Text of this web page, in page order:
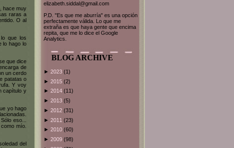
hace muy
raras a
O al
que los
lo hago lo
que dice
de
un cerdo
patatas o
Y voy
capítulo y
yo hago
eso...
mío.
del
elizabeth.siddal@gmail.com
P.D. "Es que me aburría" es una opción
perfectamente válida. Lo que me
extraña es que haya gente que encima
repita, que me lo dice el Google
Analytics.
BLOG ARCHIVE
► 2023 (1)
► 2015 (2)
► 2014 (11)
► 2013 (5)
► 2012 (31)
► 2011 (23)
► 2010 (60)
► 2009 (98)